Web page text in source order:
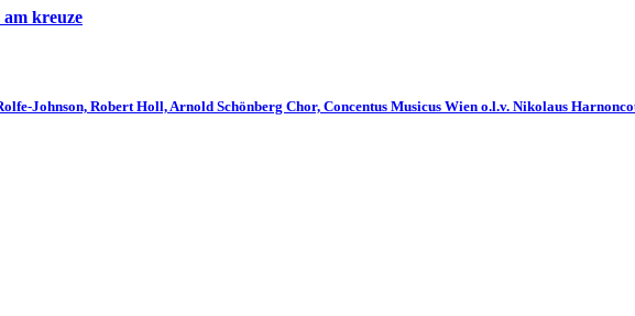
am kreuze
Johnson, Robert Holl, Arnold Schönberg Chor, Concentus Musicus Wien o.l.v. Nikolaus